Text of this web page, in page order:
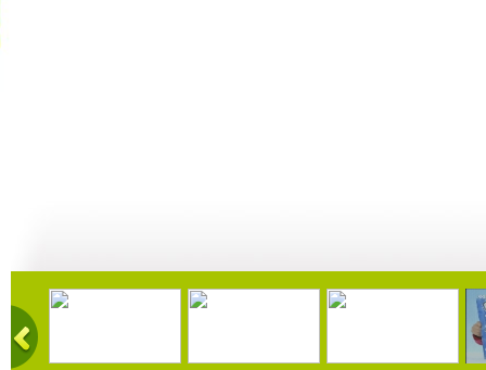
02:33 02:17 01:49